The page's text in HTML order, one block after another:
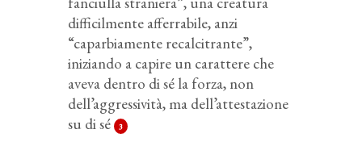
difficilmente afferrabile, anzi
“caparbiamente recalcitrante”,
iniziando a capire un carattere che
aveva dentro di sé la forza, non
dell’aggressività, ma dell’attestazione
su di sé
3